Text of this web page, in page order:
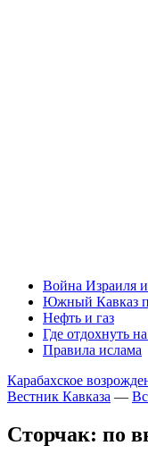
Война Израиля
Южный Кавказ
Нефть и газ
Где отдохнуть
Правила ислама
Карабахское
Вестник Кавказа —
Сторчак: по